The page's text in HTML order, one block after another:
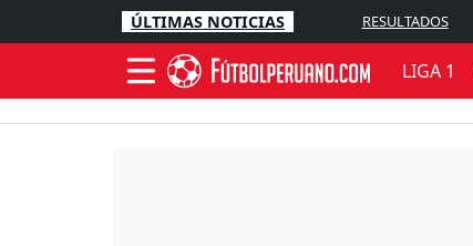
ÚLTIMAS NOTICIAS RESULTADOS
LIGA 1